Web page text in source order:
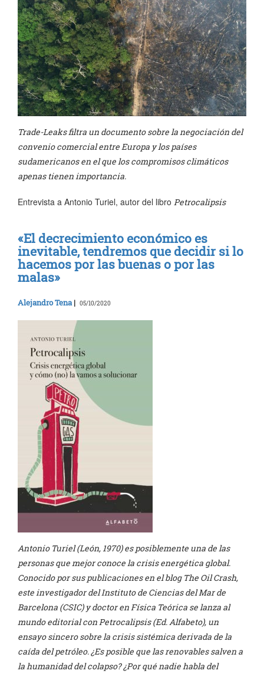
Trade-Leaks filtra un documento sobre la negociación del
convenio comercial entre Europa y los países
sudamericanos en el que los compromisos climáticos
apenas tienen importancia.
Entrevista a Antonio Turiel, autor del libro Petrocalipsis
«El decrecimiento económico es
inevitable, tendremos que decidir si lo
hacemos por las buenas o por las
malas»
Alejandro Tena | 05/10/2020
Antonio Turiel (León, 1970) es posiblemente una de las
personas que mejor conoce la crisis energética global.
Conocido por sus publicaciones en el blog The Oil Crash,
este investigador del Instituto de Ciencias del Mar de
Barcelona (CSIC) y doctor en Física Teórica se lanza al
mundo editorial con Petrocalipsis (Ed. Alfabeto), un
ensayo sincero sobre la crisis sistémica derivada de la
caída del petróleo. ¿Es posible que las renovables salven a
la humanidad del colapso? ¿Por qué nadie habla del